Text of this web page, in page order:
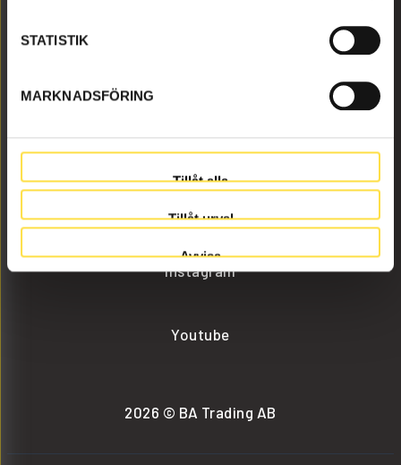
STATISTIK
MARKNADSFÖRING
Tillåt alla
Tillåt urval
Avvisa
info@batrading.se
+46 (0) 152-32500
Instagram
Youtube
2026 © BA Trading AB